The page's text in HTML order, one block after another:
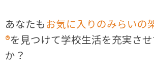
あなたもお気に入りのみらいの
®を見つけて学校生活を充実さ
か？